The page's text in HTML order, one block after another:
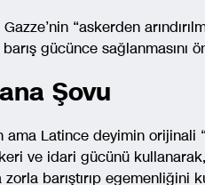
“askerden
gücünce sağlanmasını
Şovu
ama Latince deyimin orijinali
ve idari gücünü
barıştırıp egemenliğini